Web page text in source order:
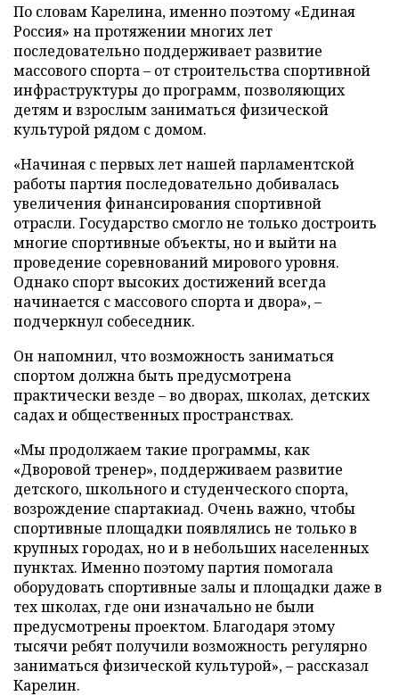
По словам Карелина, именно поэтому «Единая
Россия» на протяжении многих лет
последовательно поддерживает развитие
массового спорта – от строительства спортивной
инфраструктуры до программ, позволяющих
детям и взрослым заниматься физической
культурой рядом с домом.
«Начиная с первых лет нашей парламентской
работы партия последовательно добивалась
увеличения финансирования спортивной
отрасли. Государство смогло не только достроить
многие спортивные объекты, но и выйти на
проведение соревнований мирового уровня.
Однако спорт высоких достижений всегда
начинается с массового спорта и двора», –
подчеркнул собеседник.
Он напомнил, что возможность заниматься
спортом должна быть предусмотрена
практически везде – во дворах, школах, детских
садах и общественных пространствах.
«Мы продолжаем такие программы, как
«Дворовой тренер», поддерживаем развитие
детского, школьного и студенческого спорта,
возрождение спартакиад. Очень важно, чтобы
спортивные площадки появлялись не только в
крупных городах, но и в небольших населенных
пунктах. Именно поэтому партия помогала
оборудовать спортивные залы и площадки даже в
тех школах, где они изначально не были
предусмотрены проектом. Благодаря этому
тысячи ребят получили возможность регулярно
заниматься физической культурой», – рассказал
Карелин.